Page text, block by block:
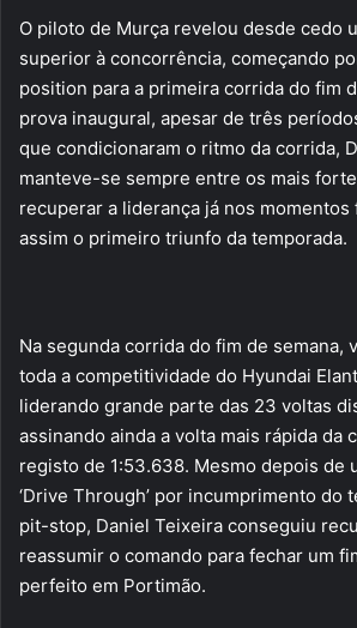
O piloto de Murça revelou desde cedo
superior à concorrência, começando
position para a primeira corrida do fim
prova inaugural, apesar de três
que condicionaram o ritmo da corrida,
manteve-se sempre entre os mais
recuperar a liderança já nos momentos
assim o primeiro triunfo da temporada.
Na segunda corrida do fim de semana,
toda a competitividade do Hyundai
liderando grande parte das 23 voltas
assinando ainda a volta mais rápida da
registo de 1:53.638. Mesmo depois de
‘Drive Through’ por incumprimento do
pit-stop, Daniel Teixeira conseguiu
reassumir o comando para fechar um
perfeito em Portimão.